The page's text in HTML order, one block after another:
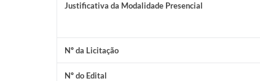
Justificativa da Modalidade Presencial
Nº da Licitação
Nº do Edital